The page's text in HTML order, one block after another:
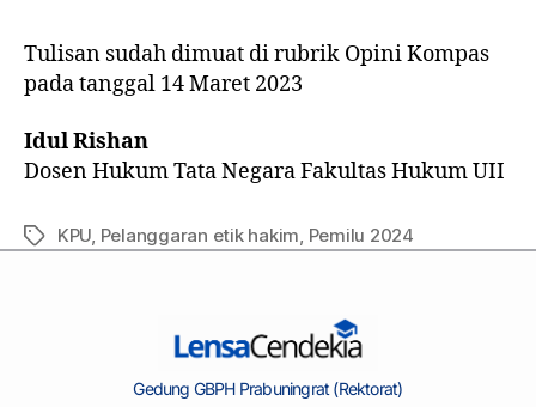
Tulisan sudah dimuat di rubrik Opini Kompas
pada tanggal 14 Maret 2023
Idul Rishan
Dosen Hukum Tata Negara Fakultas Hukum UII
KPU, Pelanggaran etik hakim, Pemilu 2024
Gedung GBPH Prabuningrat (Rektorat)